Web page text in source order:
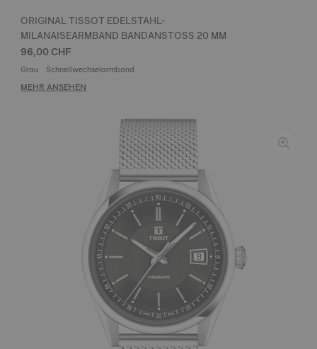
ORIGINAL TISSOT EDELSTAHL-
MILANAISEARMBAND BANDANSTOSS 20 MM
96,00 CHF
Grau Schnellwechselarmband
MEHR ANSEHEN